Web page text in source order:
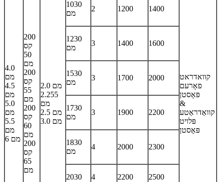
4.0
מם
4.5
מם
5.0
מם
5.5
מם
6 מם
200
קס
50
מם
200
קס
55
מם
200
קס
60
מם
200
קס
65
מם
2.0 מם
2.255
מם
2.5 מם
3.0 מם
קוואדראט
פאָרעם
פּאָסטן
&
קוואַדראַטע
פּלויט
פּאָסטן
1030
מם
2 1200 1400
1230
מם
3 1400 1600
1530
מם
3 1700 2000
1730
מם
3 1900 2200
1830
מם
4 2000 2300
2030 4 2200 2500